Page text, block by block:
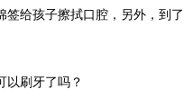
给孩子擦拭口腔，另外，到
刷牙了吗？